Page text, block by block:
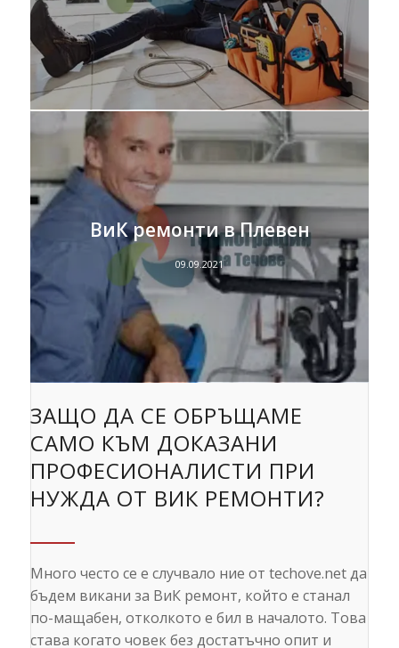
ВиК ремонти в Плевен
09.09.2021
ЗАЩО ДА СЕ ОБРЪЩАМЕ
САМО КЪМ ДОКАЗАНИ
ПРОФЕСИОНАЛИСТИ ПРИ
НУЖДА ОТ ВИК РЕМОНТИ?
Много често се е случвало ние от techove.net да
бъдем викани за ВиК ремонт, който е станал
по-мащабен, отколкото е бил в началото. Това
става когато човек без достатъчно опит и